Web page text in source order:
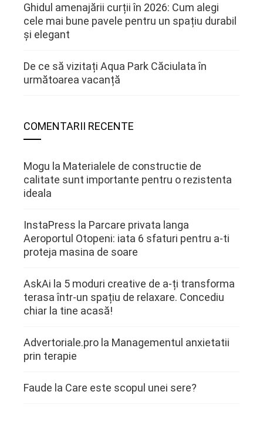
Ghidul amenajării curții în 2026: Cum alegi
cele mai bune pavele pentru un spațiu durabil
și elegant
De ce să vizitați Aqua Park Căciulata în
următoarea vacanță
COMENTARII RECENTE
Mogu la Materialele de constructie de
calitate sunt importante pentru o rezistenta
ideala
InstaPress la Parcare privata langa
Aeroportul Otopeni: iata 6 sfaturi pentru a-ti
proteja masina de soare
AskAi la 5 moduri creative de a-ți transforma
terasa într-un spațiu de relaxare. Concediu
chiar la tine acasă!
Advertoriale.pro la Managementul anxietatii
prin terapie
Faude la Care este scopul unei sere?